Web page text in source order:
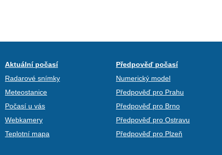
Aktuální počasí
Radarové snímky
Meteostanice
Počasí u vás
Webkamery
Teplotní mapa
Předpověď počasí
Numerický model
Předpověď pro Prahu
Předpověď pro Brno
Předpověď pro Ostravu
Předpověď pro Plzeň